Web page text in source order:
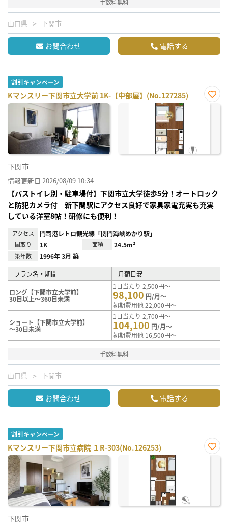
山口県 下関市
お問合わせ 電話する
割引キャンペーン
Kマンスリー下関市立大学前 1K-【中部屋】(No.127285)
お気
下関市
情報更新日 2026/08/09 10:34
【バストイレ別・駐車場付】下関市立大学徒歩5分！オートロック
と防犯カメラ付 新下関駅にアクセス良好で家具家電充実も充実
している洋室8帖！研修にも便利！
アクセス 門司港レトロ観光線「関門海峡めかり駅」
間取り 1K 面積 24.5m²
築年数 1996年 3月 築
プラン名・期間 月額目安
ロング【下関市立大学前】
30日以上～360日未満
1日当たり 2,500円～
98,100 円/月～
初期費用他 22,000円～
ショート【下関市立大学前】
～30日未満
1日当たり 2,700円～
104,100 円/月～
初期費用他 16,500円～
手数料無料
山口県 下関市
お問合わせ 電話する
割引キャンペーン
Kマンスリー下関市立病院 １R-303(No.126253)
お気
下関市